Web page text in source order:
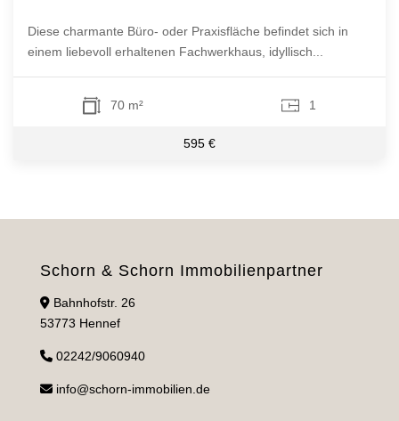
Diese charmante Büro- oder Praxisfläche befindet sich in
einem liebevoll erhaltenen Fachwerkhaus, idyllisch...
70 m² 1
595 €
Schorn & Schorn Immobilienpartner
Bahnhofstr. 26
53773 Hennef
02242/9060940
info@schorn-immobilien.de